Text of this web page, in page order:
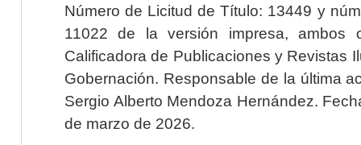
Número de Licitud de Título: 13449 y
11022 de la versión impresa, ambos
Calificadora de Publicaciones y Revistas
Gobernación. Responsable de la última
Sergio Alberto Mendoza Hernández.
de marzo de 2026.